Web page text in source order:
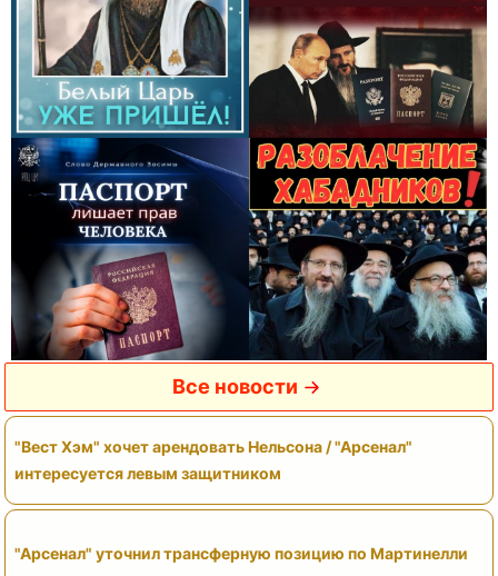
Все новости
"Вест Хэм" хочет арендовать Нельсона / "Арсенал"
интересуется левым защитником
"Арсенал" уточнил трансферную позицию по Мартинелли